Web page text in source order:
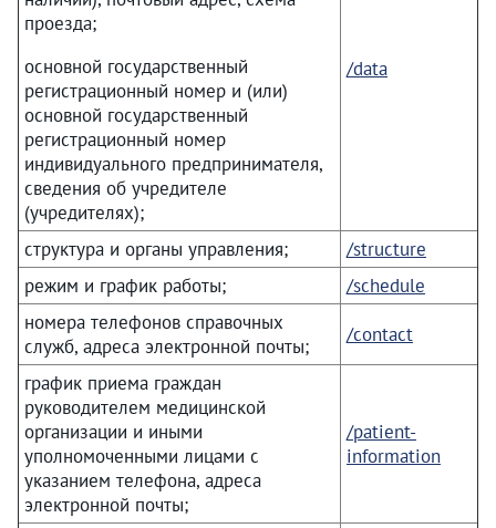
проезда;
основной государственный
регистрационный номер и (или)
основной государственный
регистрационный номер
индивидуального предпринимателя,
сведения об учредителе
(учредителях);
/data
структура и органы управления;
/structure
режим и график работы;
/schedule
номера телефонов справочных
служб, адреса электронной почты;
/contact
график приема граждан
руководителем медицинской
организации и иными
уполномоченными лицами с
указанием телефона, адреса
электронной почты;
/patient-
information